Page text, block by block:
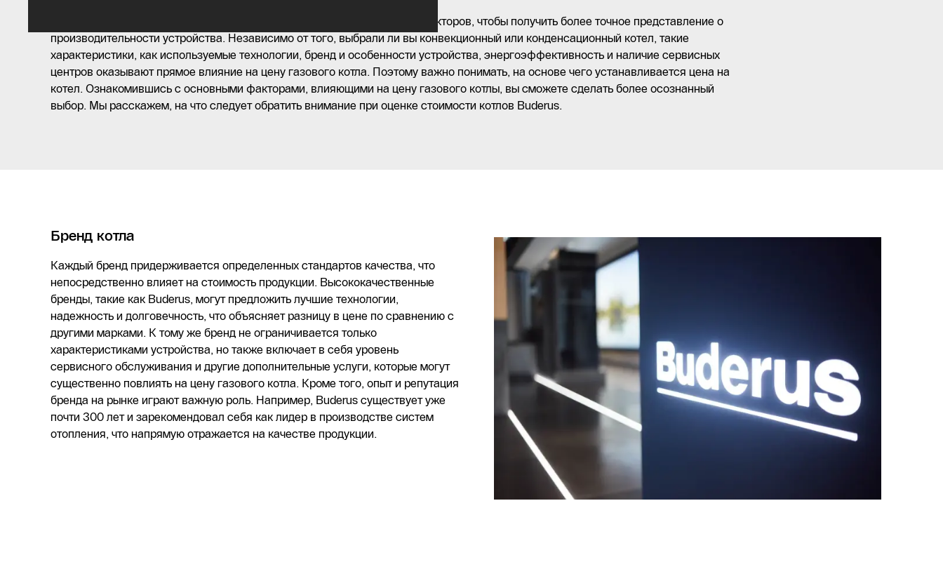
При рассмотрении цены газовых котлов важно учитывать множество факторов, чтобы получить более точное представление о
производительности устройства. Независимо от того, выбрали ли вы конвекционный или конденсационный котел, такие
характеристики, как используемые технологии, бренд и особенности устройства, энергоэффективность и наличие сервисных
центров оказывают прямое влияние на цену газового котла. Поэтому важно понимать, на основе чего устанавливается цена на
котел. Ознакомившись с основными факторами, влияющими на цену газового котлы, вы сможете сделать более осознанный
выбор. Мы расскажем, на что следует обратить внимание при оценке стоимости котлов Buderus.
Бренд котла
Каждый бренд придерживается определенных стандартов качества, что
непосредственно влияет на стоимость продукции. Высококачественные
бренды, такие как Buderus, могут предложить лучшие технологии,
надежность и долговечность, что объясняет разницу в цене по сравнению с
другими марками. К тому же бренд не ограничивается только
характеристиками устройства, но также включает в себя уровень
сервисного обслуживания и другие дополнительные услуги, которые могут
существенно повлиять на цену газового котла. Кроме того, опыт и репутация
бренда на рынке играют важную роль. Например, Buderus существует уже
почти 300 лет и зарекомендовал себя как лидер в производстве систем
отопления, что напрямую отражается на качестве продукции.